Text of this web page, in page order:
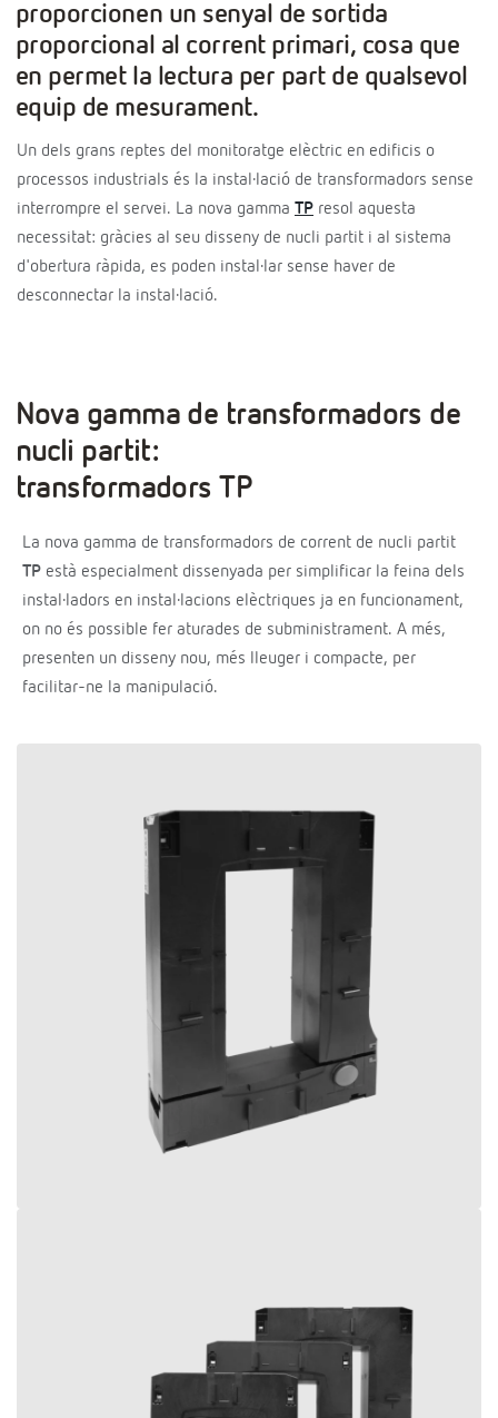
proporcionen un senyal de sortida
proporcional al corrent primari, cosa que
en permet la lectura per part de qualsevol
equip de mesurament.
Un dels grans reptes del monitoratge elèctric en edificis o
processos industrials és la instal·lació de transformadors sense
interrompre el servei. La nova gamma TP resol aquesta
necessitat: gràcies al seu disseny de nucli partit i al sistema
d'obertura ràpida, es poden instal·lar sense haver de
desconnectar la instal·lació.
Nova gamma de transformadors de
nucli partit:
transformadors TP
La nova gamma de transformadors de corrent de nucli partit
TP està especialment dissenyada per simplificar la feina dels
instal·ladors en instal·lacions elèctriques ja en funcionament,
on no és possible fer aturades de subministrament. A més,
presenten un disseny nou, més lleuger i compacte, per
facilitar-ne la manipulació.